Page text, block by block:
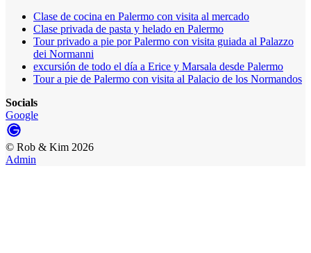
Clase de cocina en Palermo con visita al mercado
Clase privada de pasta y helado en Palermo
Tour privado a pie por Palermo con visita guiada al Palazzo
dei Normanni
excursión de todo el día a Erice y Marsala desde Palermo
Tour a pie de Palermo con visita al Palacio de los Normandos
Socials
Google
© Rob & Kim 2026
Admin